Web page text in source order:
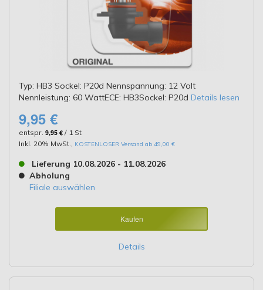
Typ: HB3 Sockel: P20d Nennspannung: 12 Volt
Nennleistung: 60 WattECE: HB3Sockel: P20d Details lesen
9,95 €
entspr. 9,95 € / 1 St
Inkl. 20% MwSt.
KOSTENLOSER Versand ab 49,00 €
Lieferung 10.08.2026 - 11.08.2026
Abholung
Filiale auswählen
Kaufen
Details